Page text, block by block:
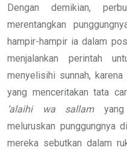
Dengan demikian,
merentangkan
hampir-hampir ia dalam
menjalankan perintah
menyelisihi sunnah,
yang menceritakan tata
‘alaihi wa sallamyang
meluruskan punggungnya
mereka sebutkan dalam